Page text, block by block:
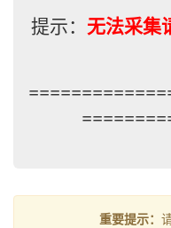
提示： 无法采集
重要提示：